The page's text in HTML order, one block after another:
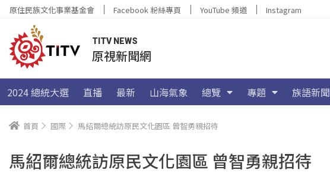
原住民族文化事業基金會 Facebook 粉絲專頁 YouTube 頻道 Instagram
TITV NEWS
原視新聞網
2024 總統大選 直播 最新 山海氣象 總覽 專題 族語新聞
首頁 國際 馬紹爾總統訪原民文化園區 曾智勇親招待
馬紹爾總統訪原民文化園區 曾智勇親招待